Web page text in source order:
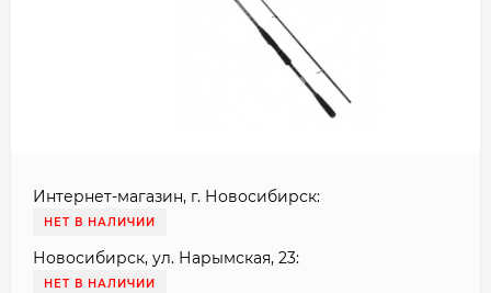
Интернет-магазин, г. Новосибирск:
НЕТ В НАЛИЧИИ
Новосибирск, ул. Нарымская, 23:
НЕТ В НАЛИЧИИ